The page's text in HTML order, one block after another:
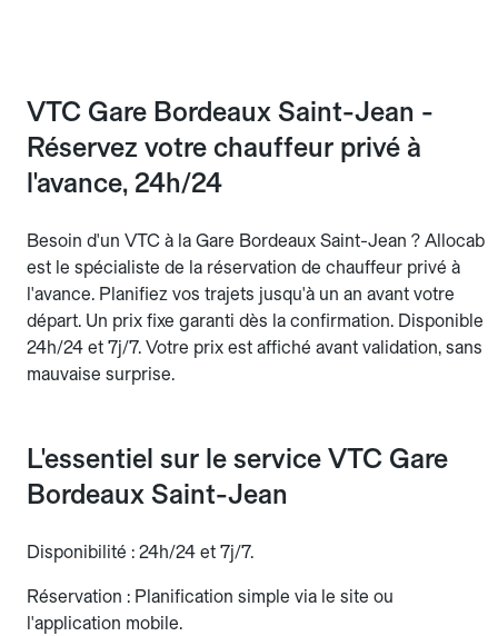
VTC Gare Bordeaux Saint-Jean -
Réservez votre chauffeur privé à
l'avance, 24h/24
Besoin d'un VTC à la Gare Bordeaux Saint-Jean ? Allocab
est le spécialiste de la réservation de chauffeur privé à
l'avance. Planifiez vos trajets jusqu'à un an avant votre
départ. Un prix fixe garanti dès la confirmation. Disponible
24h/24 et 7j/7. Votre prix est affiché avant validation, sans
mauvaise surprise.
L'essentiel sur le service VTC Gare
Bordeaux Saint-Jean
Disponibilité : 24h/24 et 7j/7.
Réservation : Planification simple via le site ou
l'application mobile.